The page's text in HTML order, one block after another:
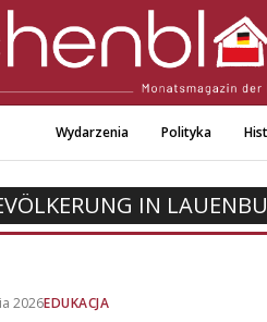
Wydarzenia Polityka
IN
2026EDUKACJA